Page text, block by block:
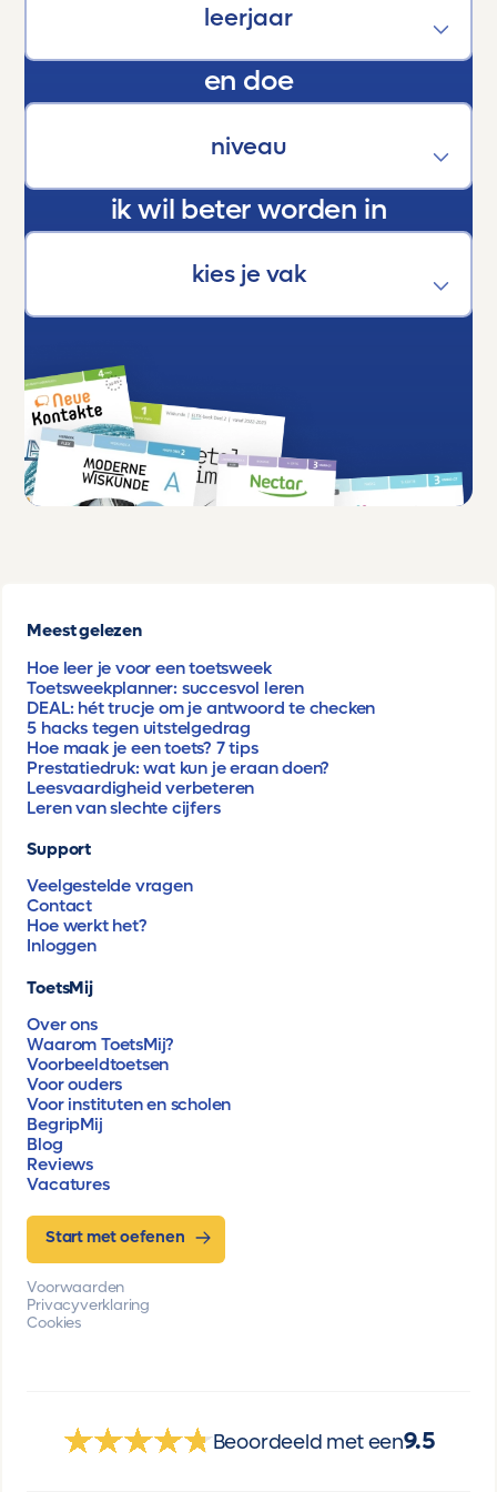
En als trotse ouder kan ik maar één ding
zeggen:
en doe
ik wil beter worden in
Meest gelezen
Hoe leer je voor een toetsweek
Toetsweekplanner: succesvol leren
DEAL: hét trucje om je antwoord te checken
5 hacks tegen uitstelgedrag
Hoe maak je een toets? 7 tips
Prestatiedruk: wat kun je eraan doen?
Leesvaardigheid verbeteren
Leren van slechte cijfers
Support
Veelgestelde vragen
Contact
Hoe werkt het?
Inloggen
ToetsMij
Over ons
Waarom ToetsMij?
Voorbeeldtoetsen
Voor ouders
Voor instituten en scholen
BegripMij
Blog
Reviews
Vacatures
Start met oefenen
Voorwaarden
Privacyverklaring
Cookies
Beoordeeld met een9.5